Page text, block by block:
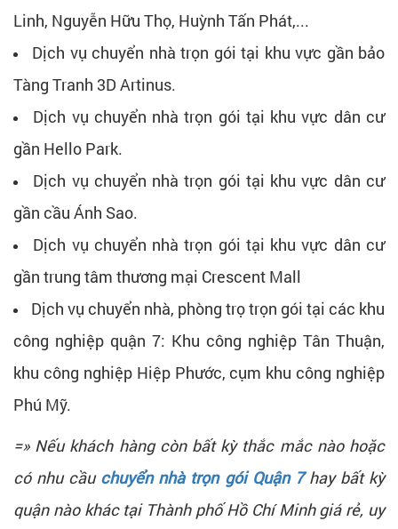
Linh, Nguyễn Hữu Thọ, Huỳnh Tấn Phát,...
Dịch vụ chuyển nhà trọn gói tại khu vực gần bảo
Tàng Tranh 3D Artinus.
Dịch vụ chuyển nhà trọn gói tại khu vực dân cư
gần Hello Park.
Dịch vụ chuyển nhà trọn gói tại khu vực dân cư
gần cầu Ánh Sao.
Dịch vụ chuyển nhà trọn gói tại khu vực dân cư
gần trung tâm thương mại Crescent Mall
Dịch vụ chuyển nhà, phòng trọ trọn gói tại các khu
công nghiệp quận 7: Khu công nghiệp Tân Thuận,
khu công nghiệp Hiệp Phước, cụm khu công nghiệp
Phú Mỹ.
=» Nếu khách hàng còn bất kỳ thắc mắc nào hoặc
có nhu cầu chuyển nhà trọn gói Quận 7hay bất kỳ
quận nào khác tại Thành phố Hồ Chí Minh giá rẻ, uy